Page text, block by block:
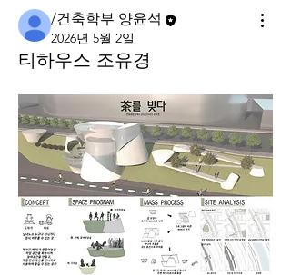
/건축학부 양윤석
2026년 5월 2일
티하우스 조유경